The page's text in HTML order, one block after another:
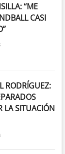
“ME
CASI
RODRÍGUEZ:
LA SITUACIÓN